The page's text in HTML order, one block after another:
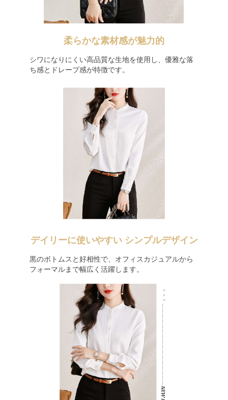
柔らかな素材感が魅力的
シワになりにくい高品質な生地を使用し、優雅な落
ち感とドレープ感が特徴です。
デイリーに使いやすい シンプルデザイン
黒のボトムスと好相性で、オフィスカジュアルから
フォーマルまで幅広く活躍します。